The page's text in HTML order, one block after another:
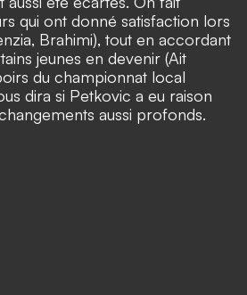
qui ont donné satisfaction lors
Brahimi), tout en accordant
jeunes en devenir (Ait
du championnat local
dira si Petkovic a eu raison
aussi profonds.